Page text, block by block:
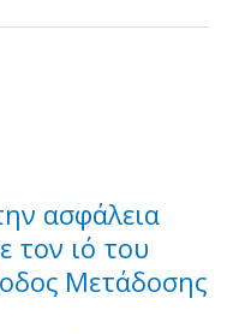
ασφάλεια
τον ιό του
Μετάδοσης